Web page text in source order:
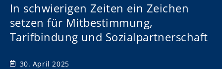
In schwierigen Zeiten ein Zeichen
setzen für Mitbestimmung,
Tarifbindung und Sozialpartnerschaft
30. April 2025